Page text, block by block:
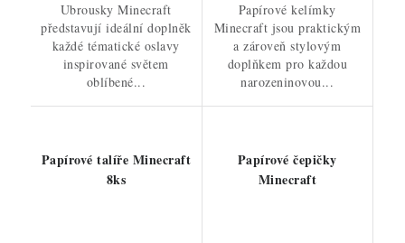
Ubrousky Minecraft
představují ideální doplněk
každé tématické oslavy
inspirované světem
oblíbené...
Papírové kelímky
Minecraft jsou praktickým
a zároveň stylovým
doplňkem pro každou
narozeninovou...
Papírové talíře Minecraft
8ks
Papírové čepičky
Minecraft